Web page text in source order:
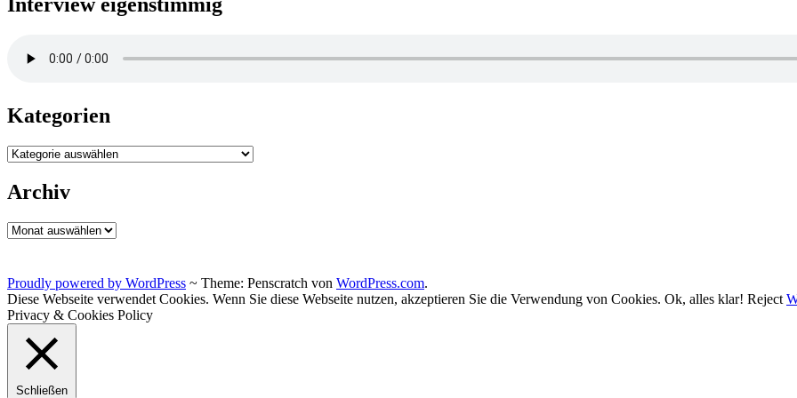
Kategorien
Kategorien
Archiv
Archiv
Proudly powered by WordPress ~ Theme: Penscratch von WordPress.com.
Diese Webseite verwendet Cookies. Wenn Sie diese Webseite nutzen, akzeptieren Sie die Verwendung von Cookies. Ok, alles klar! Reject
Privacy & Cookies Policy
Schließen